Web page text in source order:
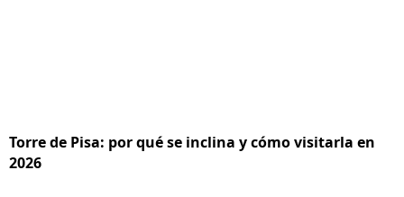
Torre de Pisa: por qué se inclina y cómo visitarla en
2026